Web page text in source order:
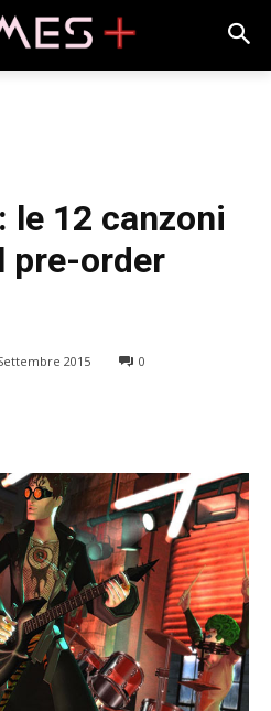
le 12 canzoni
pre-order
2015 0